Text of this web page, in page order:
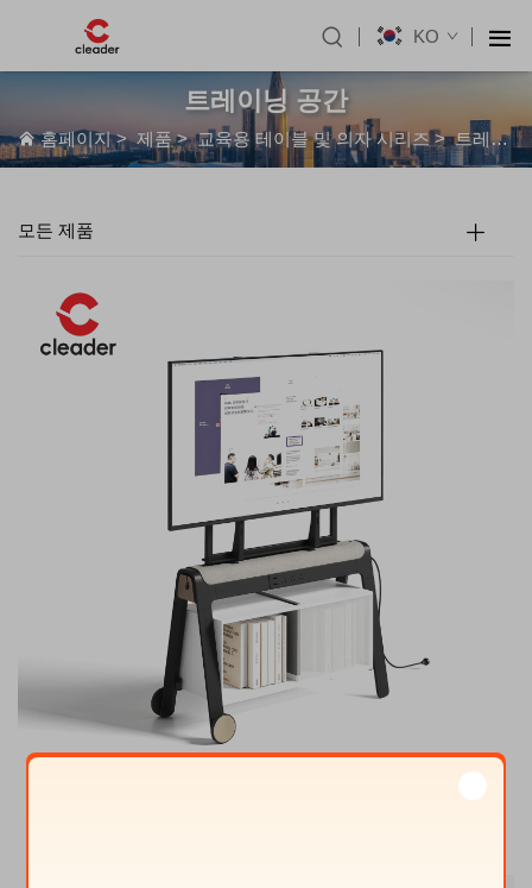
KO
트레이닝 공간
홈페이지>제품>교육용 테이블 및 의자 시리즈>트레이닝 공간
모든 제품